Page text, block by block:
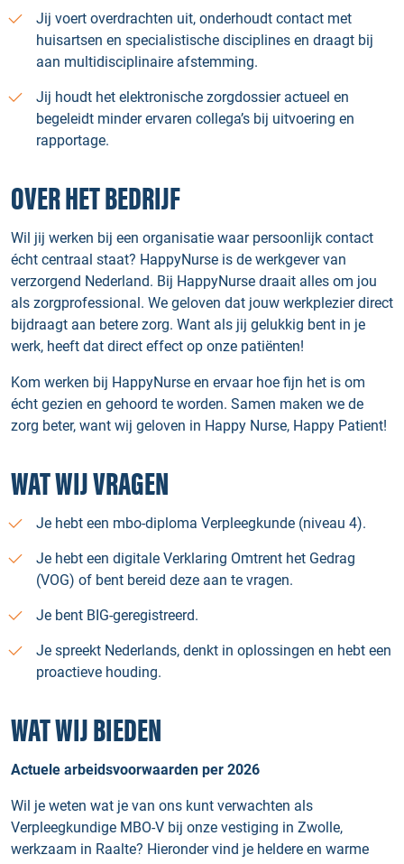
Jij voert overdrachten uit, onderhoudt contact met
huisartsen en specialistische disciplines en draagt bij
aan multidisciplinaire afstemming.
Jij houdt het elektronische zorgdossier actueel en
begeleidt minder ervaren collega’s bij uitvoering en
rapportage.
OVER HET BEDRIJF
Wil jij werken bij een organisatie waar persoonlijk contact
écht centraal staat? HappyNurse is de werkgever van
verzorgend Nederland. Bij HappyNurse draait alles om jou
als zorgprofessional. We geloven dat jouw werkplezier direct
bijdraagt aan betere zorg. Want als jij gelukkig bent in je
werk, heeft dat direct effect op onze patiënten!
Kom werken bij HappyNurse en ervaar hoe fijn het is om
écht gezien en gehoord te worden. Samen maken we de
zorg beter, want wij geloven in Happy Nurse, Happy Patient!
WAT WIJ VRAGEN
Je hebt een mbo-diploma Verpleegkunde (niveau 4).
Je hebt een digitale Verklaring Omtrent het Gedrag
(VOG) of bent bereid deze aan te vragen.
Je bent BIG-geregistreerd.
Je spreekt Nederlands, denkt in oplossingen en hebt een
proactieve houding.
WAT WIJ BIEDEN
Actuele arbeidsvoorwaarden per 2026
Wil je weten wat je van ons kunt verwachten als
Verpleegkundige MBO-V bij onze vestiging in Zwolle,
werkzaam in Raalte? Hieronder vind je heldere en warme